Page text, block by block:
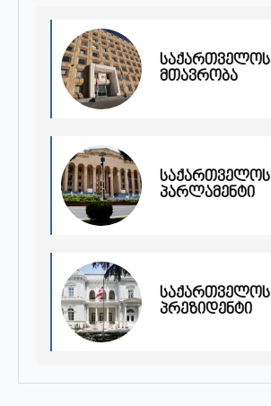
საქართველოს
მთავრობა
საქართველოს
პარლამენტი
საქართველოს
პრეზიდენტი